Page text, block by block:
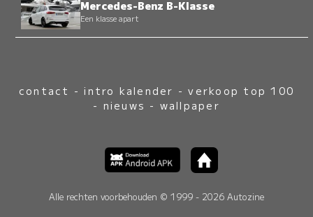
Mercedes-Benz B-Klasse
Een klasse apart
contact -intro kalender -verkoop top 100
- nieuws - wallpaper
Alle rechten voorbehouden © 1999 - 2026 Autozine